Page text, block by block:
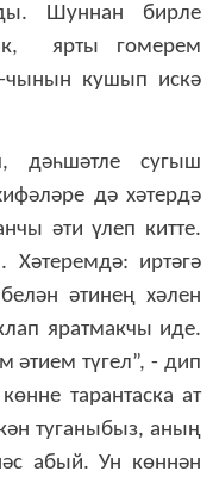
Шуннан бирле
ярты гомерем
чынын кушып искә
дәһшәтле сугыш
дә хәтердә
әти үлеп китте.
Хәтеремдә: иртәгә
әтинең хәлен
яратмакчы иде.
түгел”, - дип
тарантаска ат
туганыбыз, аның
абый. Ун көннән